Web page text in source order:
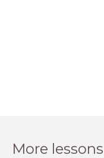
More